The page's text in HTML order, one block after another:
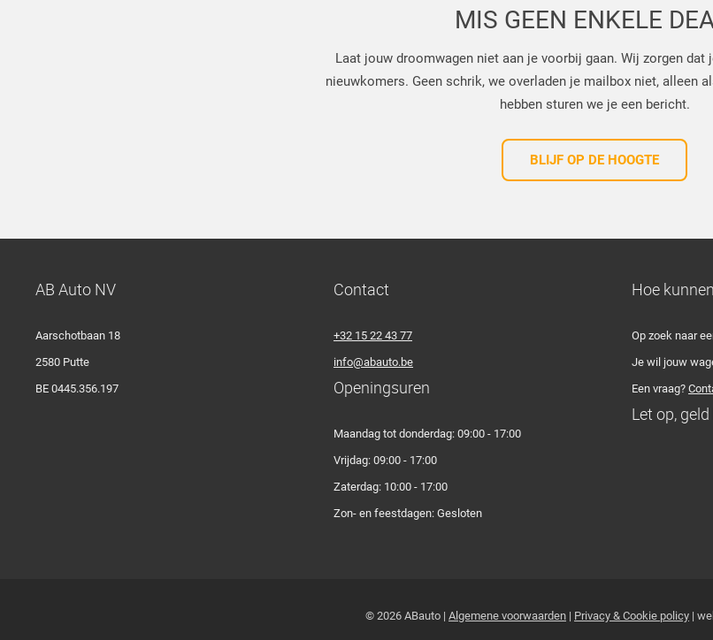
MIS GEEN ENKELE
Laat jouw droomwagen niet aan je voorbij gaan. Wij zorgen dat
nieuwkomers. Geen schrik, we overladen je mailbox niet, alleen
hebben sturen we je een bericht.
BLIJF OP DE HOOGTE
AB Auto NV
Aarschotbaan 18
2580 Putte
BE 0445.356.197
Contact
+32 15 22 43 77
info@abauto.be
Openingsuren
Maandag tot donderdag: 09:00 - 17:00
Vrijdag: 09:00 - 17:00
Zaterdag: 10:00 - 17:00
Zon- en feestdagen: Gesloten
Hoe
Op zoek naar
Je wil jouw
Een vraag?
Let op,
© 2026 ABauto | Algemene voorwaarden | Privacy & Cookie policy |